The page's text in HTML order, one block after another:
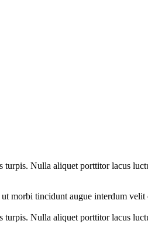
Nulla aliquet porttitor lacus
morbi tincidunt augue interdum
Nulla aliquet porttitor lacus